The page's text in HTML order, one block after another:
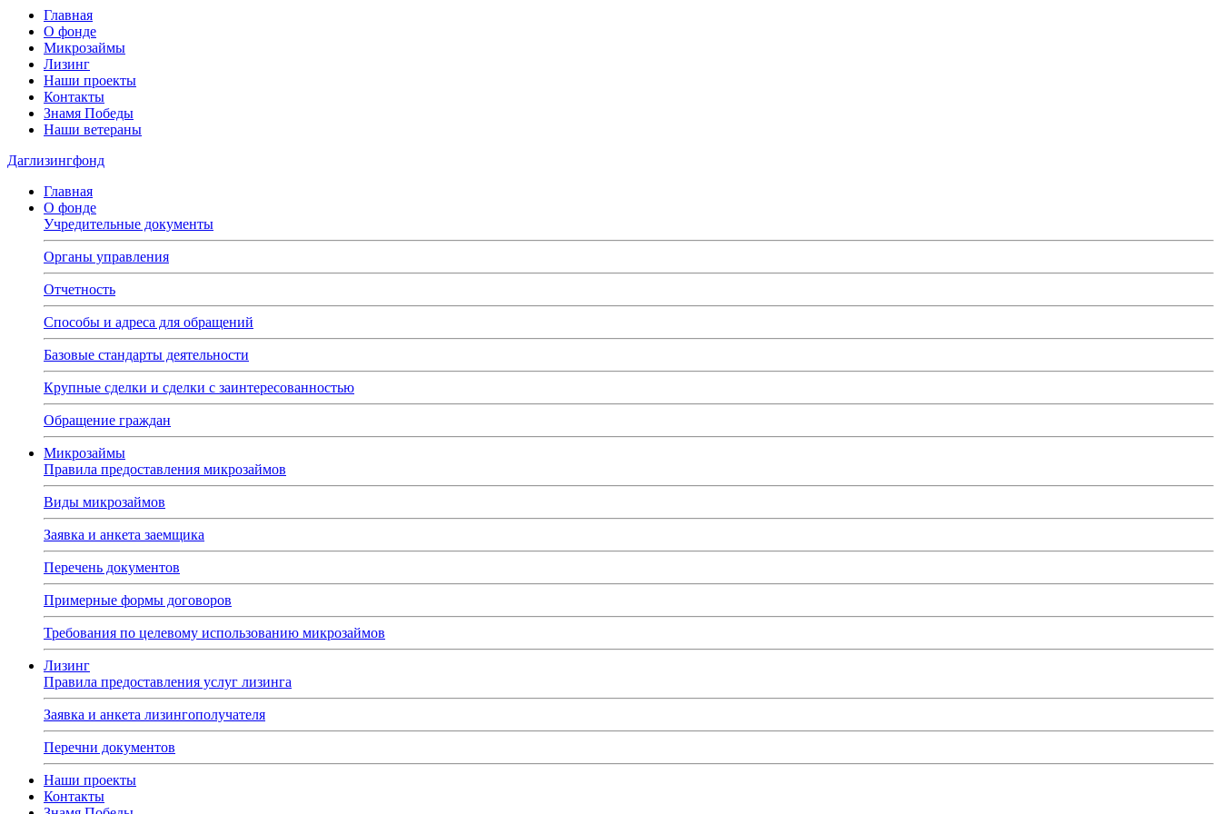
Главная
О фонде
Микрозаймы
Лизинг
Наши проекты
Контакты
Знамя Победы
Наши ветераны
Даглизингфонд
Главная
О фонде
Учредительные документы
Органы управления
Отчетность
Способы и адреса для обращений
Базовые стандарты деятельности
Крупные сделки и сделки с заинтересованностью
Обращение граждан
Микрозаймы
Правила предоставления микрозаймов
Виды микрозаймов
Заявка и анкета заемщика
Перечень документов
Примерные формы договоров
Требования по целевому использованию микрозаймов
Лизинг
Правила предоставления услуг лизинга
Заявка и анкета лизингополучателя
Перечни документов
Наши проекты
Контакты